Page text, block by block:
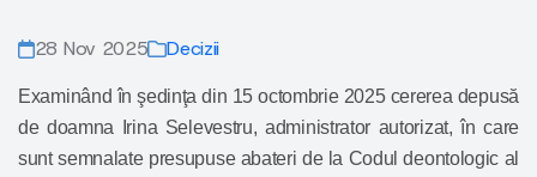
28 Nov 2025 Decizii
Examinând în şedinţa din 15 octombrie 2025 cererea depusă
de doamna Irina Selevestru, administrator autorizat, în care
sunt semnalate presupuse abateri de la Codul deontologic al